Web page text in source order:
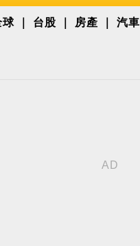
球 台股 房產 汽車